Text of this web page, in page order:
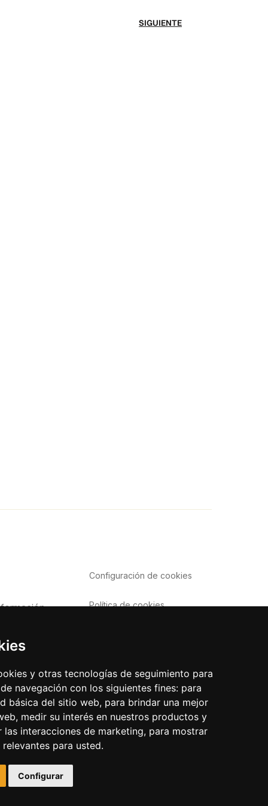
y otras tecnologías de seguimiento para
navegación con los siguientes fines: para
básica del sitio web, para brindar una mejor
, medir su interés en nuestros productos y
interacciones de marketing, para mostrar
para usted.
Configurar
SIGUIENTE
Configuración de cookies
Política de cookies